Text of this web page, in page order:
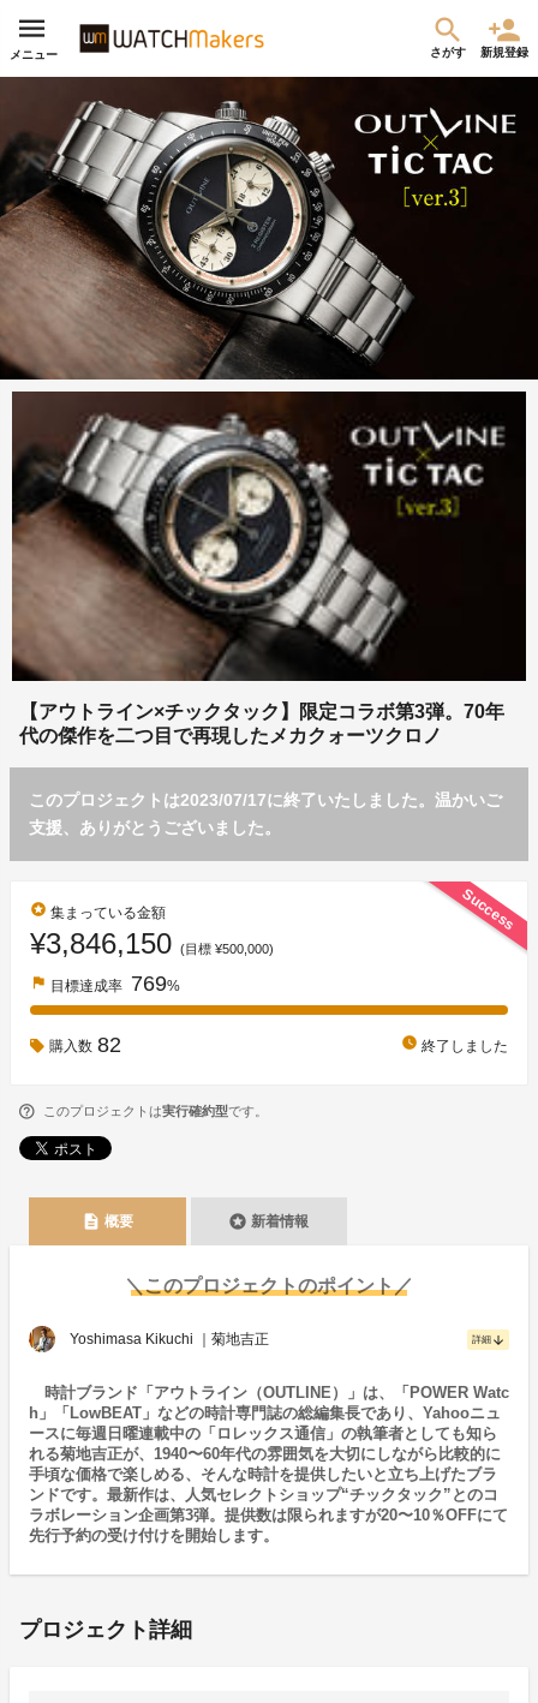
メニュー さがす 新規登録
【アウトライン×チックタック】限定コラボ第3弾。70年
代の傑作を二つ目で再現したメカクォーツクロノ
このプロジェクトは2023/07/17に終了いたしました。温かいご
支援、ありがとうございました。
Success
stars 集まっている金額
¥3,846,150 (目標 ¥500,000)
flag 目標達成率 769%
購入数 82 watch_later 終了しました
このプロジェクトは実行確約型です。
description 概要 stars 新着情報
＼このプロジェクトのポイント／
Yoshimasa Kikuchi ｜菊地吉正 詳細 arrow_downward
時計ブランド「アウトライン（OUTLINE）」は、「POWER Watc
h」「LowBEAT」などの時計専門誌の総編集長であり、Yahooニュ
ースに毎週日曜連載中の「ロレックス通信」の執筆者としても知ら
れる菊地吉正が、1940〜60年代の雰囲気を大切にしながら比較的に
手頃な価格で楽しめる、そんな時計を提供したいと立ち上げたブラ
ンドです。最新作は、人気セレクトショップ“チックタック”とのコ
ラボレーション企画第3弾。提供数は限られますが20〜10％OFFにて
先行予約の受け付けを開始します。
プロジェクト詳細